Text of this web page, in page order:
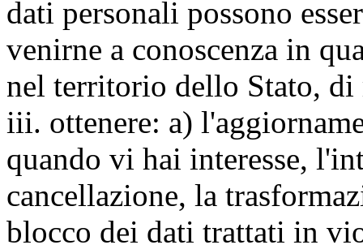
dati personali possono
venirne a conoscenza in
nel territorio dello Stato,
iii. ottenere: a)
quando vi hai interesse,
cancellazione, la
blocco dei dati trattati in